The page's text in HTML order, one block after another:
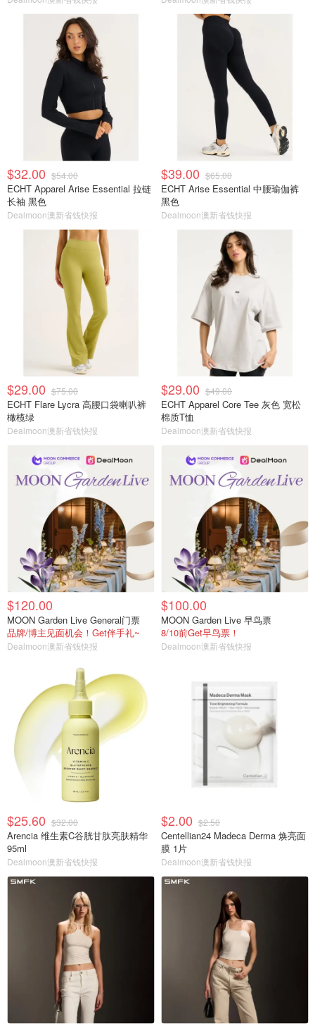
$32.00 $54.00
ECHT Apparel Arise Essential 拉链
长袖 黑色
Dealmoon澳新省钱快报
$39.00 $65.00
ECHT Arise Essential 中腰瑜伽裤
黑色
Dealmoon澳新省钱快报
$29.00 $75.00
ECHT Flare Lycra 高腰口袋喇叭裤
橄榄绿
Dealmoon澳新省钱快报
$29.00 $49.00
ECHT Apparel Core Tee 灰色 宽松
棉质T恤
Dealmoon澳新省钱快报
$120.00
MOON Garden Live General门票
品牌/博主见面机会！Get伴手礼~
Dealmoon澳新省钱快报
$100.00
MOON Garden Live 早鸟票
8/10前Get早鸟票！
Dealmoon澳新省钱快报
$25.60 $32.00
Arencia 维生素C谷胱甘肽亮肤精华
95ml
Dealmoon澳新省钱快报
$2.00 $2.50
Centellian24 Madeca Derma 焕亮面
膜 1片
Dealmoon澳新省钱快报